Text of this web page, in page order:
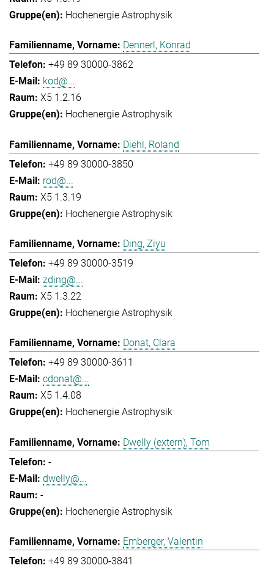
Hochenergie Astrophysik
Dennerl, Konrad
+49 89 30000-3862
kod@...
X5 1.2.16
Hochenergie Astrophysik
Diehl, Roland
+49 89 30000-3850
rod@...
X5 1.3.19
Hochenergie Astrophysik
Ding, Ziyu
+49 89 30000-3519
zding@...
X5 1.3.22
Hochenergie Astrophysik
Donat, Clara
+49 89 30000-3611
cdonat@...
X5 1.4.08
Hochenergie Astrophysik
Dwelly (extern), Tom
-
dwelly@...
-
Hochenergie Astrophysik
Emberger, Valentin
+49 89 30000-3841